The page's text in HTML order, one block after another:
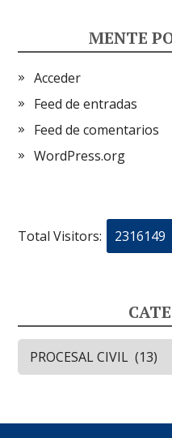
MENTE
Acceder
Feed de entradas
Feed de comentarios
WordPress.org
Total Visitors: 2316149
Categorías